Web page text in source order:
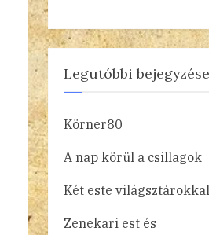
Legutóbbi
Körner80
A nap körül a csillagok
Két este világsztárokkal
Zenekari est és